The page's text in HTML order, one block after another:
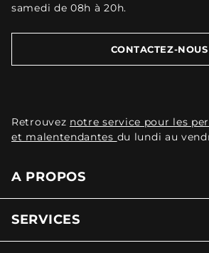
samedi de 08h à 20h.
CONTACTEZ-NOUS
Retrouvez notre service pour les
et malentendantes du lundi au
A PROPOS
SERVICES